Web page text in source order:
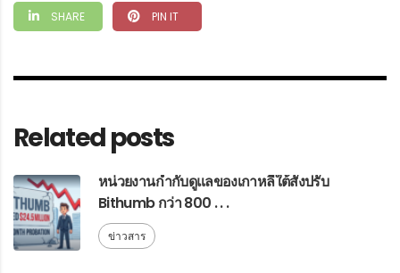
SHARE PIN IT
Related posts
หน่วยงานกำกับดูแลของเกาหลีใต้สั่งปรับ
Bithumb กว่า 800 . . .
ข่าวสาร